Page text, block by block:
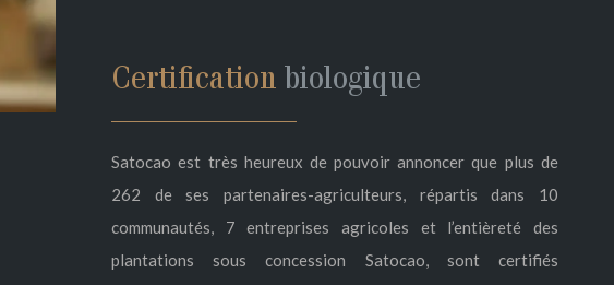
Certification biologique
Satocao est très heureux de pouvoir annoncer que plus de
262 de ses partenaires-agriculteurs, répartis dans 10
communautés, 7 entreprises agricoles et l’entièreté des
plantations sous concession Satocao, sont certifiés